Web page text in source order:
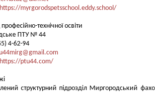
https://myrgorodspetsschool.eddy.school/
технічної освіти
ПТУ № 44
4-62-94
https://ptu44.com/
структурний підрозділ Миргородський